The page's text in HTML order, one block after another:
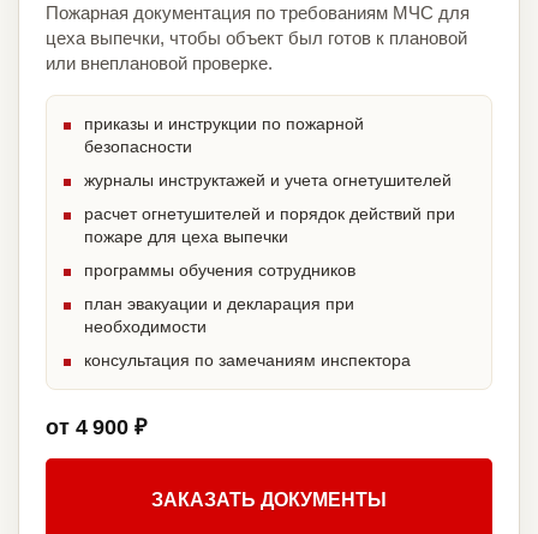
Пожарная документация по требованиям МЧС для
цеха выпечки, чтобы объект был готов к плановой
или внеплановой проверке.
приказы и инструкции по пожарной
безопасности
журналы инструктажей и учета огнетушителей
расчет огнетушителей и порядок действий при
пожаре для цеха выпечки
программы обучения сотрудников
план эвакуации и декларация при
необходимости
консультация по замечаниям инспектора
от 4 900 ₽
ЗАКАЗАТЬ ДОКУМЕНТЫ